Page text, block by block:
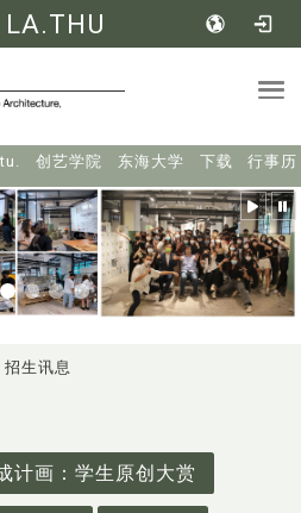
LA.THU
创艺学院 东海大学 下载 行事历
招生讯息
计画：学生原创大赏